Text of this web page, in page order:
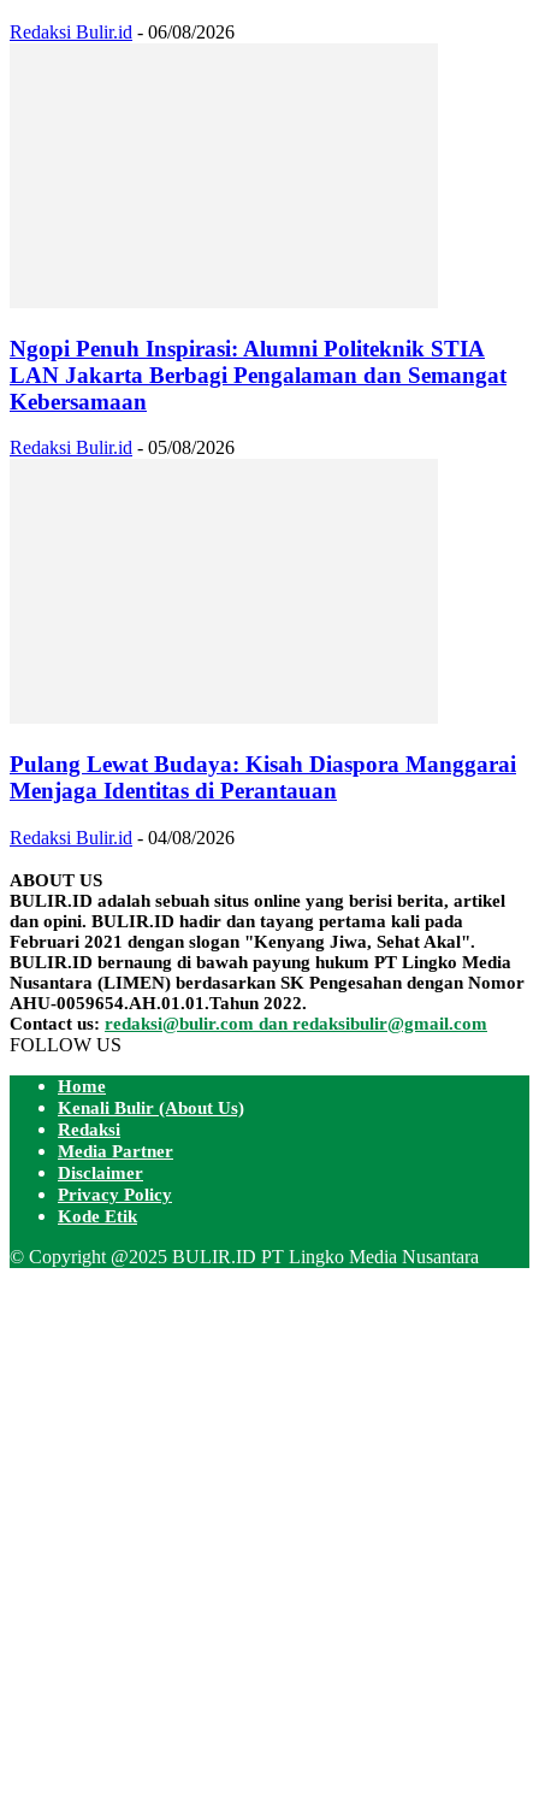
Redaksi Bulir.id - 06/08/2026
Ngopi Penuh Inspirasi: Alumni Politeknik STIA
LAN Jakarta Berbagi Pengalaman dan Semangat
Kebersamaan
Redaksi Bulir.id - 05/08/2026
Pulang Lewat Budaya: Kisah Diaspora Manggarai
Menjaga Identitas di Perantauan
Redaksi Bulir.id - 04/08/2026
ABOUT US
BULIR.ID adalah sebuah situs online yang berisi berita, artikel
dan opini. BULIR.ID hadir dan tayang pertama kali pada
Februari 2021 dengan slogan "Kenyang Jiwa, Sehat Akal".
BULIR.ID bernaung di bawah payung hukum PT Lingko Media
Nusantara (LIMEN) berdasarkan SK Pengesahan dengan Nomor
AHU-0059654.AH.01.01.Tahun 2022.
Contact us: redaksi@bulir.com dan redaksibulir@gmail.com
FOLLOW US
Home
Kenali Bulir (About Us)
Redaksi
Media Partner
Disclaimer
Privacy Policy
Kode Etik
© Copyright @2025 BULIR.ID PT Lingko Media Nusantara